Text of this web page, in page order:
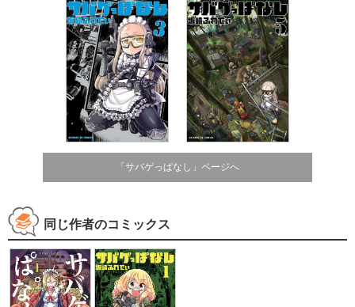
「サバゲっぱなし」ページへ
同じ作者のコミックス